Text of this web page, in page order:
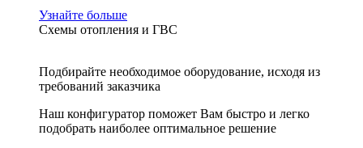
Узнайте больше
Схемы отопления и ГВС
Подбирайте необходимое оборудование, исходя из
требований заказчика
Наш конфигуратор поможет Вам быстро и легко
подобрать наиболее оптимальное решение